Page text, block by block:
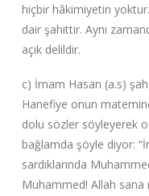
hiçbir hâkimiyetin
dair şahittir. Aynı
açık delildir.
c) İmam Hasan (a.s)
Hanefiye onun
dolu sözler söyleyerek
bağlamda şöyle diyor:
sardıklarında
Muhammed! Allah sana